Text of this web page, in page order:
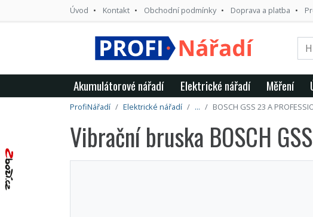
Úvod Kontakt Obchodní podmínky Doprava a platba
Akumulátorové nářadí Elektrické nářadí Měření
ProfiNářadí Elektrické nářadí ... BOSCH GSS 23 A
Vibrační bruska BOSCH